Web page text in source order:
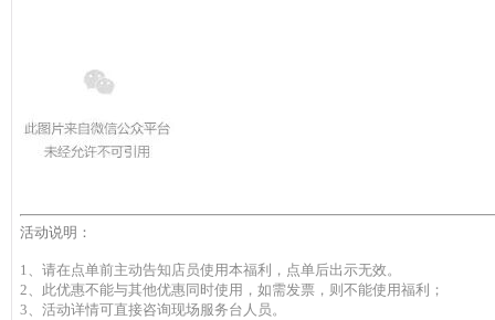
活动说明：
1、请在点单前主动告知店员使用本福利，点单后出示无效。
2、此优惠不能与其他优惠同时使用，如需发票，则不能使用福利；
3、活动详情可直接咨询现场服务台人员。